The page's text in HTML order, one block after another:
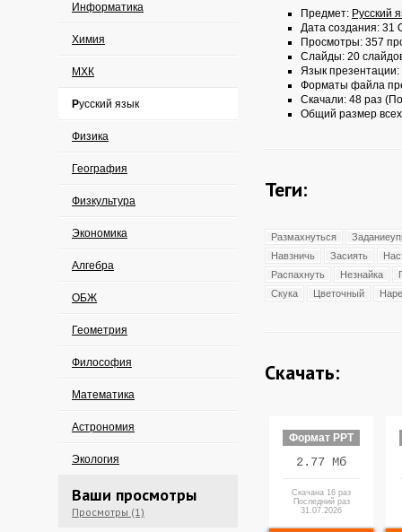
Информатика
Химия
МХК
Русский язык
Физика
География
Физкультура
Экономика
Алгебра
ОБЖ
Геометрия
Философия
Математика
Астрономия
Экология
Ваши просмотры
Просмотры (1)
Предмет: Русский
Дата создания: 31
Просмотры: 357
Слайды: 20
Язык презентации:
Форматы файла
Скачали: 48 раз
Общий размер
Теги:
Размахнуться
Навзничь
Засиять
Распахнуть
Незнайка
Скука
Цветочный
Скачать:
Формат PPT
2.77 Мб
Скачана 16 раз
Последний раз
31.07.2026